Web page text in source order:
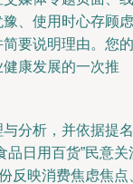
、使用时心存顾虑
要说明理由。您的
康发展的一次推
分析，并依据提名
品日用百货”民意关
反映消费焦虑焦点